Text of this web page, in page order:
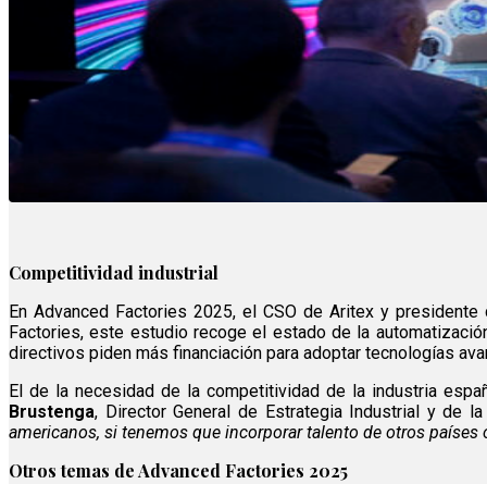
Competitividad industrial
En Advanced Factories 2025, el CSO de Aritex y
Factories, este estudio recoge el estado de la
directivos piden más financiación para adoptar tecnologías
El de la necesidad de la competitividad de la industria
Brustenga, Director General de Estrategia Industrial y de
americanos, si tenemos que incorporar talento de otros
Otros temas de Advanced Factories 2025